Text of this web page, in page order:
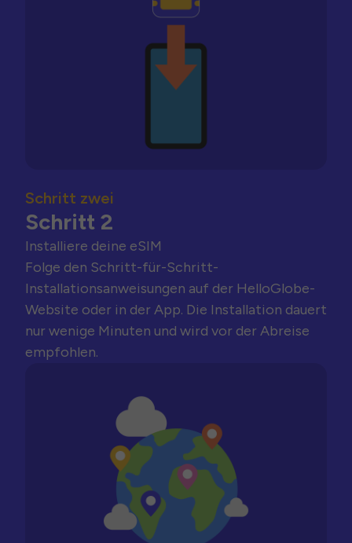
Schritt zwei
Schritt 2
Installiere deine eSIM
Folge den Schritt-für-Schritt-
Installationsanweisungen auf der HelloGlobe-
Website oder in der App. Die Installation dauert
nur wenige Minuten und wird vor der Abreise
empfohlen.